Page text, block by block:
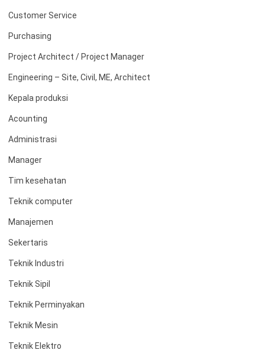
Customer Service
Purchasing
Project Architect / Project Manager
Engineering – Site, Civil, ME, Architect
Kepala produksi
Acounting
Administrasi
Manager
Tim kesehatan
Teknik computer
Manajemen
Sekertaris
Teknik Industri
Teknik Sipil
Teknik Perminyakan
Teknik Mesin
Teknik Elektro